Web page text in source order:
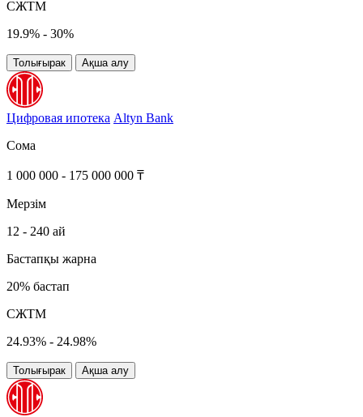
СЖТМ
19.9% - 30%
Толығырак Ақша алу
Цифровая ипотека Altyn Bank
Сома
1 000 000 - 175 000 000 ₸
Мерзім
12 - 240 ай
Бастапқы жарна
20% бастап
СЖТМ
24.93% - 24.98%
Толығырак Ақша алу